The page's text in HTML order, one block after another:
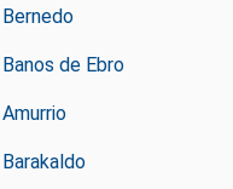
Bernedo
Banos de Ebro
Amurrio
Barakaldo